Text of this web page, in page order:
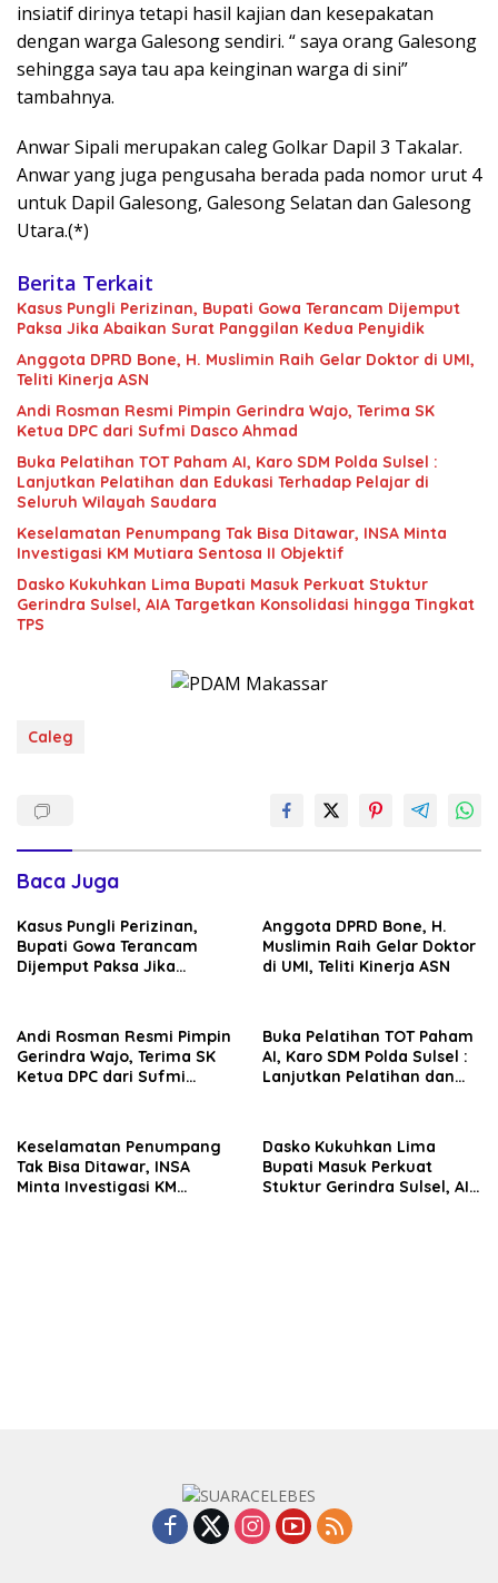
insiatif dirinya tetapi hasil kajian dan kesepakatan
dengan warga Galesong sendiri. “ saya orang Galesong
sehingga saya tau apa keinginan warga di sini”
tambahnya.
Anwar Sipali merupakan caleg Golkar Dapil 3 Takalar.
Anwar yang juga pengusaha berada pada nomor urut 4
untuk Dapil Galesong, Galesong Selatan dan Galesong
Utara.(*)
Berita Terkait
Kasus Pungli Perizinan, Bupati Gowa Terancam Dijemput
Paksa Jika Abaikan Surat Panggilan Kedua Penyidik
Anggota DPRD Bone, H. Muslimin Raih Gelar Doktor di UMI,
Teliti Kinerja ASN
Andi Rosman Resmi Pimpin Gerindra Wajo, Terima SK
Ketua DPC dari Sufmi Dasco Ahmad
Buka Pelatihan TOT Paham AI, Karo SDM Polda Sulsel :
Lanjutkan Pelatihan dan Edukasi Terhadap Pelajar di
Seluruh Wilayah Saudara
Keselamatan Penumpang Tak Bisa Ditawar, INSA Minta
Investigasi KM Mutiara Sentosa II Objektif
Dasko Kukuhkan Lima Bupati Masuk Perkuat Stuktur
Gerindra Sulsel, AIA Targetkan Konsolidasi hingga Tingkat
TPS
Caleg
Baca Juga
Kasus Pungli Perizinan,
Bupati Gowa Terancam
Dijemput Paksa Jika
Anggota DPRD Bone, H.
Muslimin Raih Gelar Doktor
di UMI, Teliti Kinerja ASN
Andi Rosman Resmi Pimpin
Gerindra Wajo, Terima SK
Ketua DPC dari Sufmi
Buka Pelatihan TOT Paham
AI, Karo SDM Polda Sulsel :
Lanjutkan Pelatihan dan
Keselamatan Penumpang
Tak Bisa Ditawar, INSA
Minta Investigasi KM
Dasko Kukuhkan Lima
Bupati Masuk Perkuat
Stuktur Gerindra Sulsel, AIA